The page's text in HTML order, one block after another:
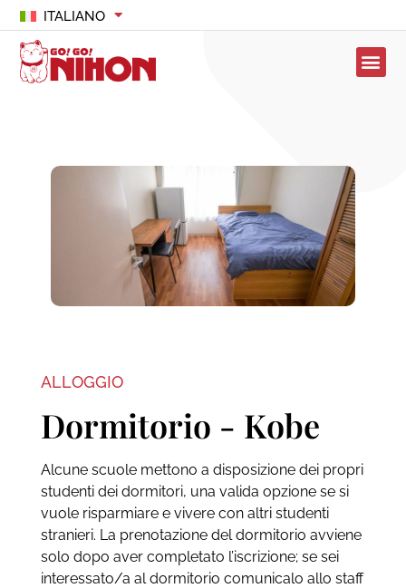
ITALIANO
ALLOGGIO
Dormitorio - Kobe
Alcune scuole mettono a disposizione dei propri
studenti dei dormitori, una valida opzione se si
vuole risparmiare e vivere con altri studenti
stranieri. La prenotazione del dormitorio avviene
solo dopo aver completato l’iscrizione; se sei
interessato/a al dormitorio comunicalo allo staff